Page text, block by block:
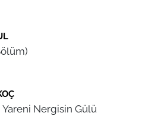
Yareni Nergisin Gülü